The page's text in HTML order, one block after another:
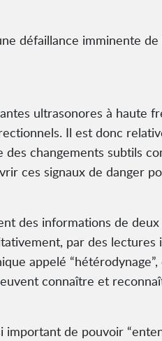
défaillance imminente de
ultrasonores à haute
Il est donc
changements subtils
ces signaux de danger
des informations de
par des
appelé
connaître et
de pouvoir